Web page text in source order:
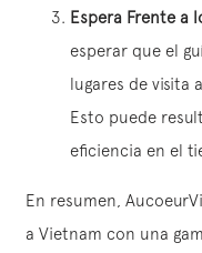
Espera Frente a
esperar que el
lugares de visita
Esto puede
eficiencia en el
En resumen,
a Vietnam con una